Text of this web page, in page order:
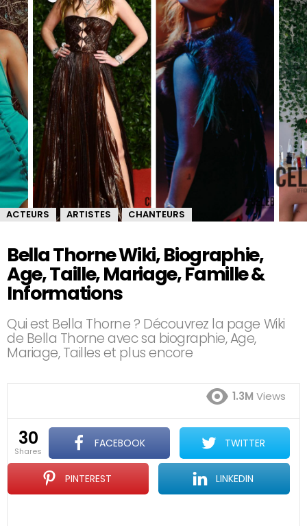
ACTEURS , ARTISTES , CHANTEURS
Bella Thorne Wiki, Biographie,
Age, Taille, Mariage, Famille &
Informations
Qui est Bella Thorne ? Découvrez la page Wiki
de Bella Thorne avec sa biographie, Age,
Mariage, Tailles et plus encore
1.3M Views
30
shares
FACEBOOK TWITTER
PINTEREST LINKEDIN